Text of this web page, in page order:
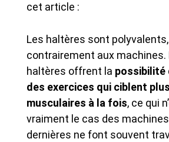
cet article :
Les haltères sont polyvalents,
contrairement aux machines.
haltères offrent la possibilité
des exercices qui ciblent
musculaires à la fois, ce qui
vraiment le cas des
dernières ne font souvent